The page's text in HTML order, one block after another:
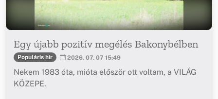
Egy újabb pozitív megélés Bakonybélben
Populáris hír 2026. 07. 07 15:49
Nekem 1983 óta, mióta először ott voltam, a VILÁG
KÖZEPE.